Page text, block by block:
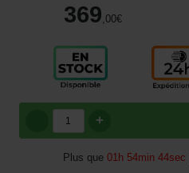
369 ,00€
+
Plus que 01h 54min 43sec